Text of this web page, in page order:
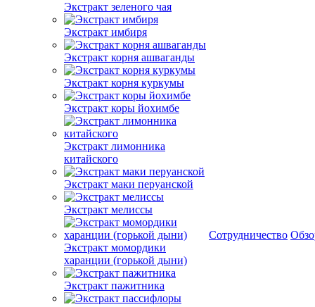
Экстракт зеленого чая
Экстракт имбиря
Экстракт корня ашваганды
Экстракт корня куркумы
Экстракт коры йохимбе
Экстракт лимонника
китайского
Экстракт маки перуанской
Экстракт мелиссы
Экстракт момордики
харанции (горькой дыни)
Экстракт пажитника
Сотрудничество